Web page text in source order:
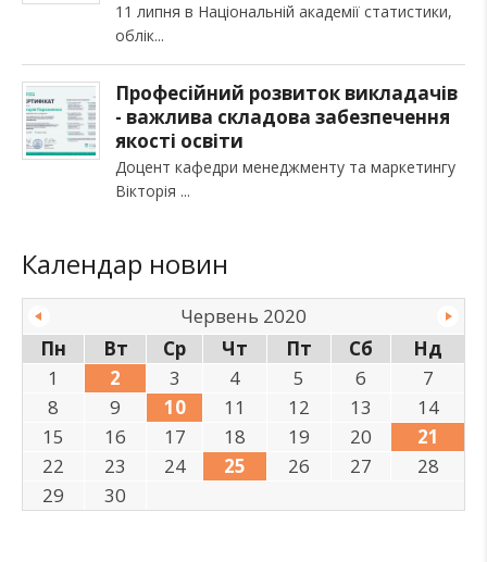
11 липня в Національній академії статистики,
облік
Професійний розвиток викладачів
- важлива складова забезпечення
якості освіти
Доцент кафедри менеджменту та маркетингу
Вікторія
Календар новин
Червень 2020
Пн
Вт Ср Чт Пт Сб
Нд
1
2 3 4 5 6
7
8
9 10 11 12 13
14
15
16 17 18 19 20
21
22
23 24 25 26 27
28
29
30